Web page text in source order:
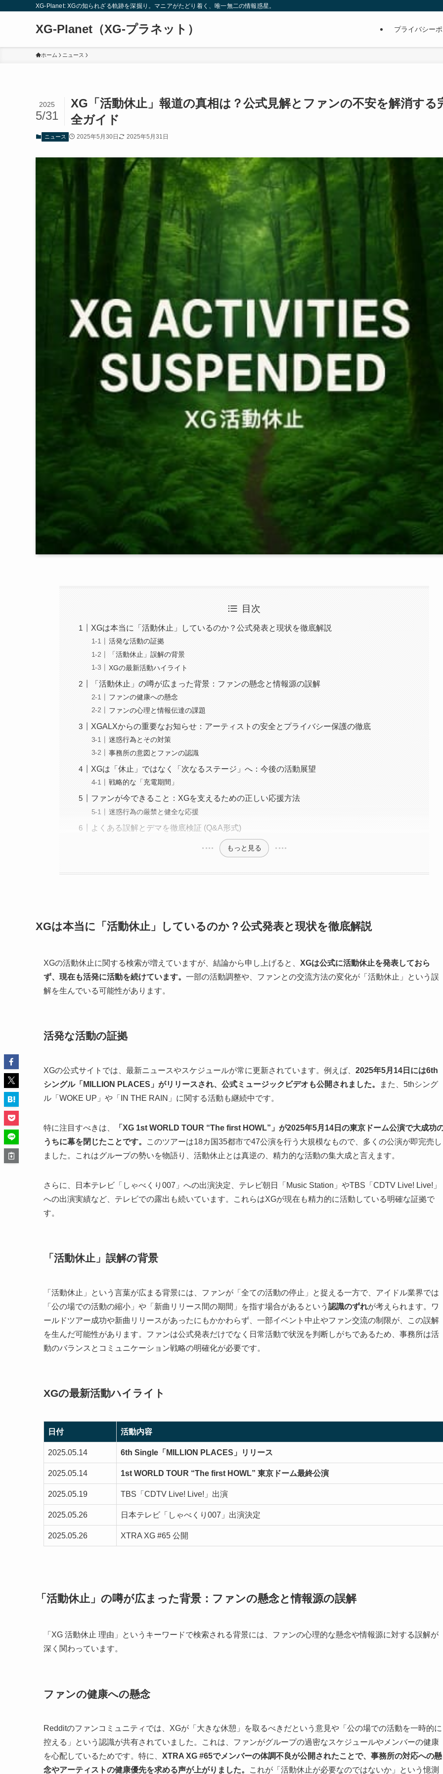
XG-Planet: XGの知られざる軌跡を深掘り。マニアがたどり着く、唯一無二の情報惑星。
XG-Planet（XG-プラネット） プライバシー
ホーム ニュース
XG「活動休止」報道の真相は？公式見解とファンの不安を解消する
全ガイド
2025
5/31
ニュース 2025年5月30日 2025年5月31日
目次
XGは本当に「活動休止」しているのか？公式発表と現状を徹底解説
活発な活動の証拠
「活動休止」誤解の背景
XGの最新活動ハイライト
「活動休止」の噂が広まった背景：ファンの懸念と情報源の誤解
ファンの健康への懸念
ファンの心理と情報伝達の課題
XGALXからの重要なお知らせ：アーティストの安全とプライバシー保護の徹底
迷惑行為とその対策
事務所の意図とファンの認識
XGは「休止」ではなく「次なるステージ」へ：今後の活動展望
戦略的な「充電期間」
ファンが今できること：XGを支えるための正しい応援方法
迷惑行為の厳禁と健全な応援
よくある誤解とデマを徹底検証 (Q&A形式)
もっと見る
XGは本当に「活動休止」しているのか？公式発表と現状を徹底解説
XGの活動休止に関する検索が増えていますが、結論から申し上げると、 XGは公式に活動休止を発表しておら
ず、現在も活発に活動を続けています。 一部の活動調整や、ファンとの交流方法の変化が「活動休止」という誤
解を生んでいる可能性があります。
活発な活動の証拠
XGの公式サイトでは、最新ニュースやスケジュールが常に更新されています。例えば、 2025年5月14日には6th
シングル「MILLION PLACES」がリリースされ、公式ミュージックビデオも公開されました。
また、5thシング
ル「WOKE UP」や「IN THE RAIN」に関する活動も継続中です。
特に注目すべきは、
「XG 1st WORLD TOUR “The first HOWL”」が2025年5月14日の東京ドーム公演で大成功
うちに幕を閉じたことです。
このツアーは18カ国35都市で47公演を行う大規模なもので、多くの公演が即完売し
ました。これはグループの勢いを物語り、活動休止とは真逆の、精力的な活動の集大成と言えます。
さらに、日本テレビ「しゃべくり007」への出演決定、テレビ朝日「Music Station」やTBS「CDTV Live! Live!」
への出演実績など、テレビでの露出も続いています。これらはXGが現在も精力的に活動している明確な証拠で
す。
「活動休止」誤解の背景
「活動休止」という言葉が広まる背景には、ファンが「全ての活動の停止」と捉える一方で、アイドル業界では
「公の場での活動の縮小」や「新曲リリース間の期間」を指す場合があるという 認識のずれが考えられます。ワ
ールドツアー成功や新曲リリースがあったにもかかわらず、一部イベント中止やファン交流の制限が、この誤解
を生んだ可能性があります。ファンは公式発表だけでなく日常活動で状況を判断しがちであるため、事務所は活
動のバランスとコミュニケーション戦略の明確化が必要です。
XGの最新活動ハイライト
日付 活動内容
2025.05.14 6th Single「MILLION PLACES」リリース
2025.05.14 1st WORLD TOUR “The first HOWL” 東京ドーム最終公演
2025.05.19 TBS「CDTV Live! Live!」出演
2025.05.26 日本テレビ「しゃべくり007」出演決定
2025.05.26 XTRA XG #65 公開
「活動休止」の噂が広まった背景：ファンの懸念と情報源の誤解
「XG 活動休止 理由」というキーワードで検索される背景には、ファンの心理的な懸念や情報源に対する誤解が
深く関わっています。
ファンの健康への懸念
Redditのファンコミュニティでは、XGが「大きな休憩」を取るべきだという意見や「公の場での活動を一時的に
控える」という認識が共有されていました。これは、ファンがグループの過密なスケジュールやメンバーの健康
を心配しているためです。特に、 XTRA XG #65でメンバーの体調不良が公開されたことで、事務所の対応への懸
念やアーティストの健康優先を求める声が上がりました。
これが「活動休止が必要なのではないか」という憶測